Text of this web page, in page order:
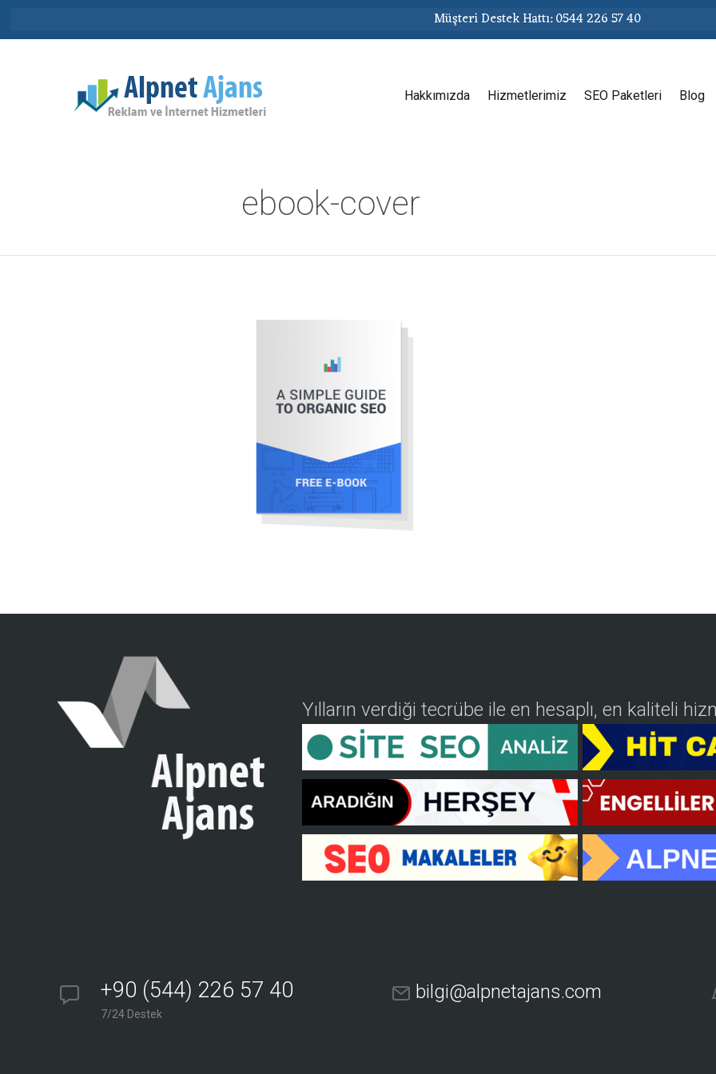
Müşteri Destek Hattı: 0544 226 57 40
Hakkımızda Hizmetlerimiz SEO Paketleri Blog
ebook-cover
Yılların verdiği tecrübe ile en hesaplı, en kaliteli
+90 (544) 226 57 40
7/24 Destek
bilgi@alpnetajans.com